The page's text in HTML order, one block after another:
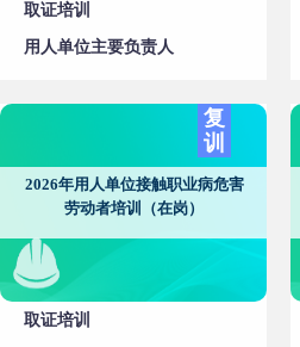
取证培训
用人单位主要负责人
复
训
2026年用人单位接触职业病危害
劳动者培训（在岗）
取证培训